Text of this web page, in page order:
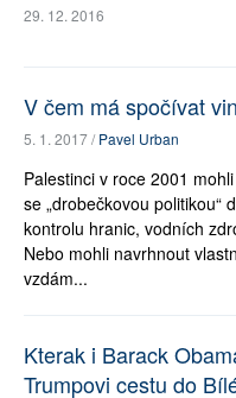
29. 12. 2016
V čem má spočívat
5. 1. 2017 /Pavel Urban
Palestinci v roce 2001
se „drobečkovou politikou“
kontrolu hranic, vodních
Nebo mohli navrhnout
vzdám...
Kterak i Barack
Trumpovi cestu do